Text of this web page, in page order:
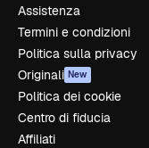
Assistenza
Termini e condizioni
Politica sulla privacy
Originali New
Politica dei cookie
Centro di fiducia
Affiliati